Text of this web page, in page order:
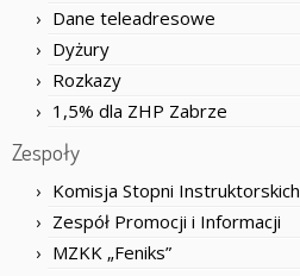
Dane teleadresowe
Dyżury
Rozkazy
1,5% dla ZHP Zabrze
Zespoły
Komisja Stopni Instruktorskich
Zespół Promocji i Informacji
MZKK „Feniks”